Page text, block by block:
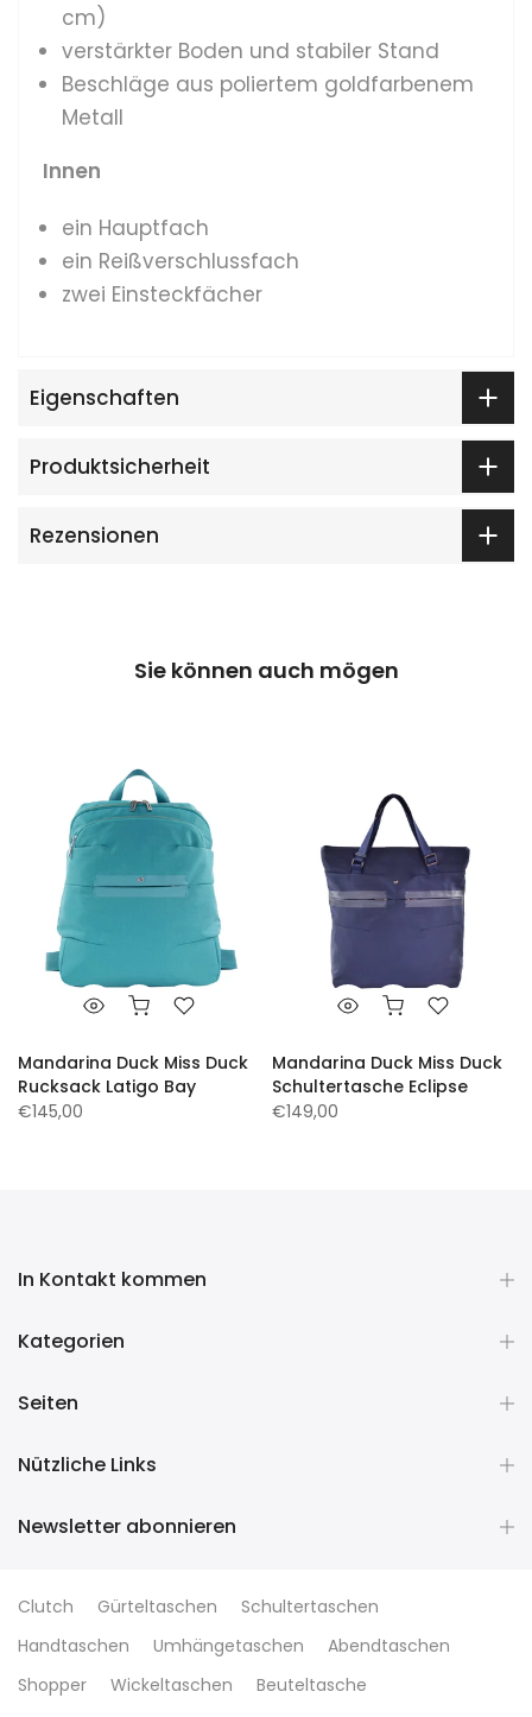
cm)
verstärkter Boden und stabiler Stand
Beschläge aus poliertem goldfarbenem
Metall
Innen
ein Hauptfach
ein Reißverschlussfach
zwei Einsteckfächer
Eigenschaften
Produktsicherheit
Rezensionen
Sie können auch mögen
Mandarina Duck Miss Duck
Rucksack Latigo Bay
€145,00
Mandarina Duck Miss Duck
Schultertasche Eclipse
€149,00
In Kontakt kommen
Kategorien
Seiten
Nützliche Links
Newsletter abonnieren
Clutch Gürteltaschen
Schultertaschen
Handtaschen
Umhängetaschen
Abendtaschen
Shopper
Wickeltaschen
Beuteltasche